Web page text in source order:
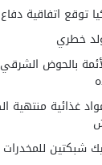
توقع اتفاقية
خطري
بالحوض
غذائية منتهية